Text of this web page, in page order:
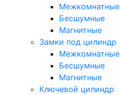
Межкомнатные
Бесшумные
Магнитные
Замки под цилиндр
Межкомнатные
Бесшумные
Магнитные
Ключевой цилиндр